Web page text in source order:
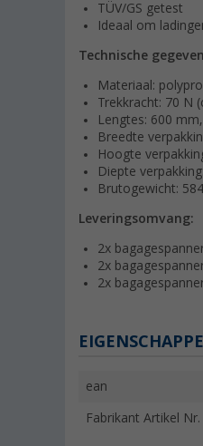
TÜV/GS getest
Ideaal om
Technische
Materiaal:
Trekkracht: 70 N
Lengtes: 600
Breedte
Hoogte
Diepte
Brutogewicht:
Leveringsomvang:
2x
2x
2x
ean
Fabrikant Artikel Nr.